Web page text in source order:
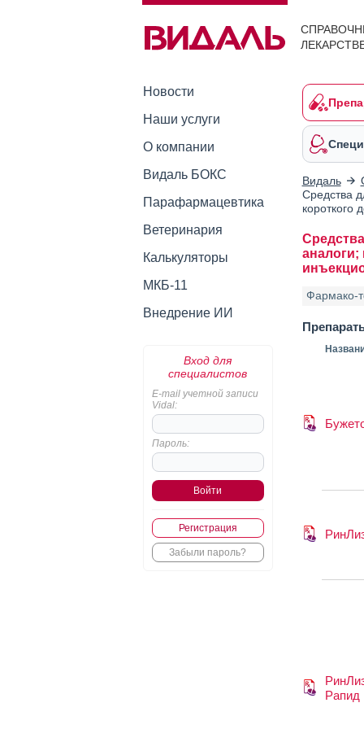
Новости
Наши услуги
О компании
Видаль БОКС
Парафармацевтика
Ветеринария
Калькуляторы
МКБ-11
Внедрение ИИ
Вход для
специалистов
E-mail учетной записи
Vidal:
Пароль:
Регистрация
Забыли пароль?
Видаль
Средства
короткого
аналоги;
Фармако-
Рапид